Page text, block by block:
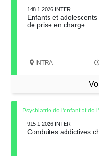
148 1 2026 INTER
Enfants et
de prise en charge
INTRA
Psychiatrie de l'enfant et de
915 1 2026 INTER
Conduites addictives